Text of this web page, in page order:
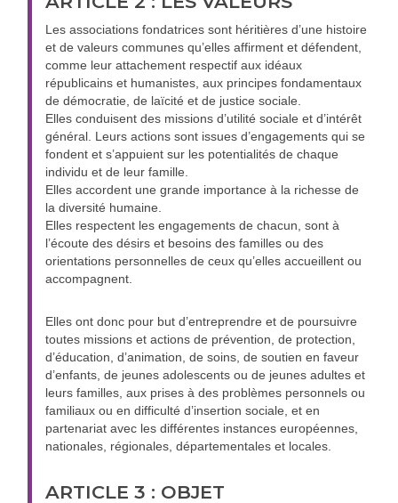
Les associations fondatrices sont héritières d’une histoire
et de valeurs communes qu’elles affirment et défendent,
comme leur attachement respectif aux idéaux
républicains et humanistes, aux principes fondamentaux
de démocratie, de laïcité et de justice sociale.
Elles conduisent des missions d’utilité sociale et d’intérêt
général. Leurs actions sont issues d’engagements qui se
fondent et s’appuient sur les potentialités de chaque
individu et de leur famille.
Elles accordent une grande importance à la richesse de
la diversité humaine.
Elles respectent les engagements de chacun, sont à
l’écoute des désirs et besoins des familles ou des
orientations personnelles de ceux qu’elles accueillent ou
accompagnent.
Elles ont donc pour but d’entreprendre et de poursuivre
toutes missions et actions de prévention, de protection,
d’éducation, d’animation, de soins, de soutien en faveur
d’enfants, de jeunes adolescents ou de jeunes adultes et
leurs familles, aux prises à des problèmes personnels ou
familiaux ou en difficulté d’insertion sociale, et en
partenariat avec les différentes instances européennes,
nationales, régionales, départementales et locales.
ARTICLE 3 : OBJET